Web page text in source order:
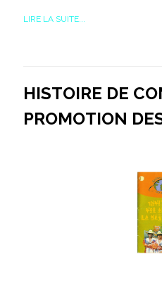
LIRE LA SUITE...
HISTOIRE DE
PROMOTION